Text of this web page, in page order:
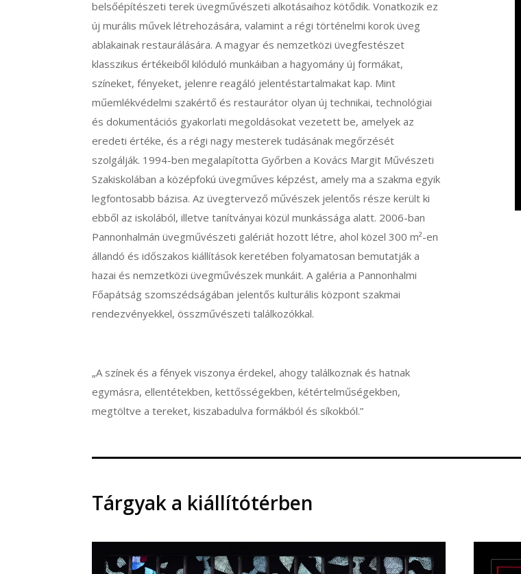
belsőépítészeti terek üvegművészeti alkotásaihoz kötődik. Vonatkozik ez
új murális művek létrehozására, valamint a régi történelmi korok üveg
ablakainak restaurálására. A magyar és nemzetközi üvegfestészet
klasszikus értékeiből kilóduló munkáiban a hagyomány új formákat,
színeket, fényeket, jelenre reagáló jelentéstartalmakat kap. Mint
műemlékvédelmi szakértő és restaurátor olyan új technikai, technológiai
és dokumentációs gyakorlati megoldásokat vezetett be, amelyek az
eredeti értéke, és a régi nagy mesterek tudásának megőrzését
szolgálják. 1994-ben megalapította Győrben a Kovács Margit Művészeti
Szakiskolában a középfokú üvegműves képzést, amely ma a szakma egyik
legfontosabb bázisa. Az üvegtervező művészek jelentős része került ki
ebből az iskolából, illetve tanítványai közül munkássága alatt. 2006-ban
Pannonhalmán üvegművészeti galériát hozott létre, ahol közel 300 m²-en
állandó és időszakos kiállítások keretében folyamatosan bemutatják a
hazai és nemzetközi üvegművészek munkáit. A galéria a Pannonhalmi
Főapátság szomszédságában jelentős kulturális központ szakmai
rendezvényekkel, összművészeti találkozókkal.
„A színek és a fények viszonya érdekel, ahogy találkoznak és hatnak
egymásra, ellentétekben, kettősségekben, kétértelműségekben,
megtöltve a tereket, kiszabadulva formákból és síkokból.”
Tárgyak a kiállítótérben